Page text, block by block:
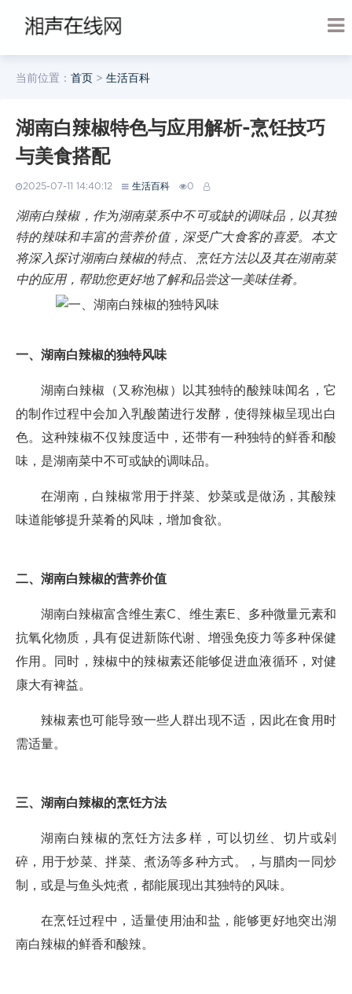
当前位置： 首页 > 生活百科
湖南白辣椒特色与应用解析-烹饪技巧
与美食搭配
2025-07-11 14:40:12 生活百科 0
湖南白辣椒，作为湖南菜系中不可或缺的调味品，以其独
特的辣味和丰富的营养价值，深受广大食客的喜爱。本文
将深入探讨湖南白辣椒的特点、烹饪方法以及其在湖南菜
中的应用，帮助您更好地了解和品尝这一美味佳肴。
一、湖南白辣椒的独特风味
湖南白辣椒（又称泡椒）以其独特的酸辣味闻名，它
的制作过程中会加入乳酸菌进行发酵，使得辣椒呈现出白
色。这种辣椒不仅辣度适中，还带有一种独特的鲜香和酸
味，是湖南菜中不可或缺的调味品。
在湖南，白辣椒常用于拌菜、炒菜或是做汤，其酸辣
味道能够提升菜肴的风味，增加食欲。
二、湖南白辣椒的营养价值
湖南白辣椒富含维生素C、维生素E、多种微量元素和
抗氧化物质，具有促进新陈代谢、增强免疫力等多种保健
作用。同时，辣椒中的辣椒素还能够促进血液循环，对健
康大有裨益。
辣椒素也可能导致一些人群出现不适，因此在食用时
需适量。
三、湖南白辣椒的烹饪方法
湖南白辣椒的烹饪方法多样，可以切丝、切片或剁
碎，用于炒菜、拌菜、煮汤等多种方式。，与腊肉一同炒
制，或是与鱼头炖煮，都能展现出其独特的风味。
在烹饪过程中，适量使用油和盐，能够更好地突出湖
南白辣椒的鲜香和酸辣。